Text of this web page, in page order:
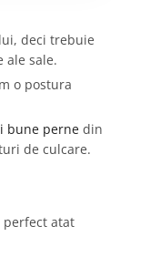
deci trebuie
ale sale.
o postura
bune pernedin
de culcare.
atat